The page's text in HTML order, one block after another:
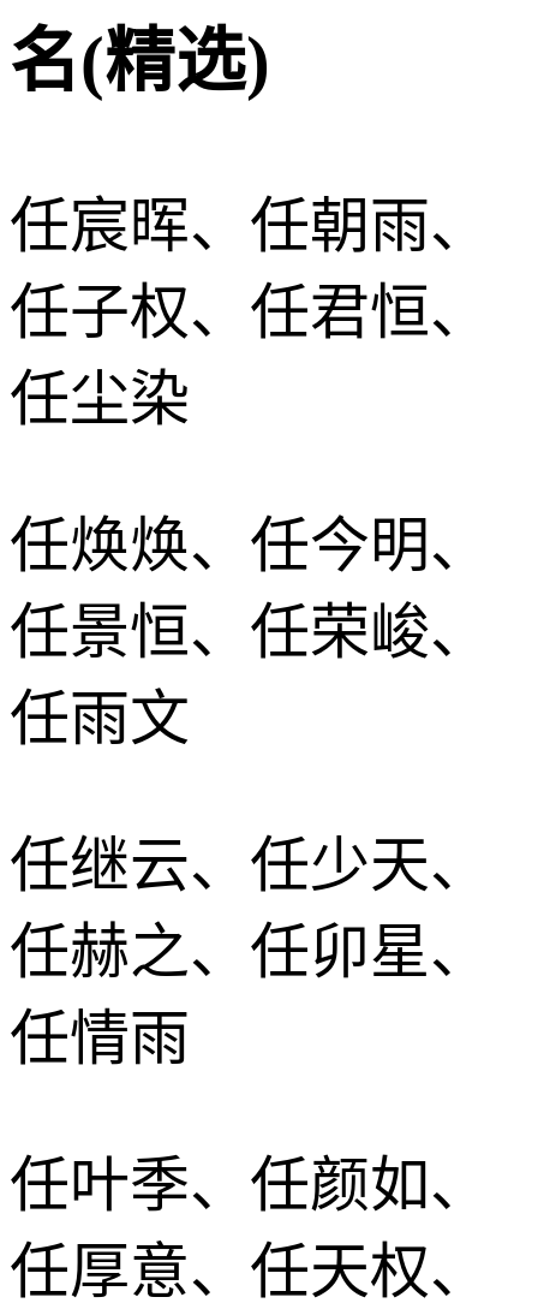
名(精选)
任宸晖、任朝雨、
任子权、任君恒、
任尘染
任焕焕、任今明、
任景恒、任荣峻、
任雨文
任继云、任少天、
任赫之、任卯星、
任情雨
任叶季、任颜如、
任厚意、任天权、